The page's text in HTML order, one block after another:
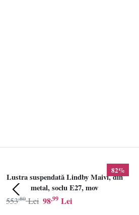
82%
Lustra suspendată Lindby Maivi, din
metal, soclu E27, mov
98,99 Lei
553,80 Lei